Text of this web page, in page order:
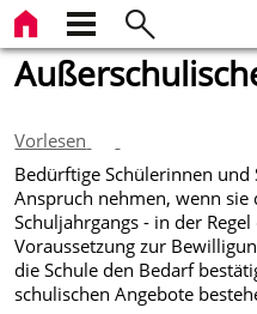
Vorlesen
Bedürftige Schülerinnen
Anspruch nehmen, wenn sie
Schuljahrgangs - in der
Voraussetzung zur
die Schule den Bedarf
schulischen Angebote